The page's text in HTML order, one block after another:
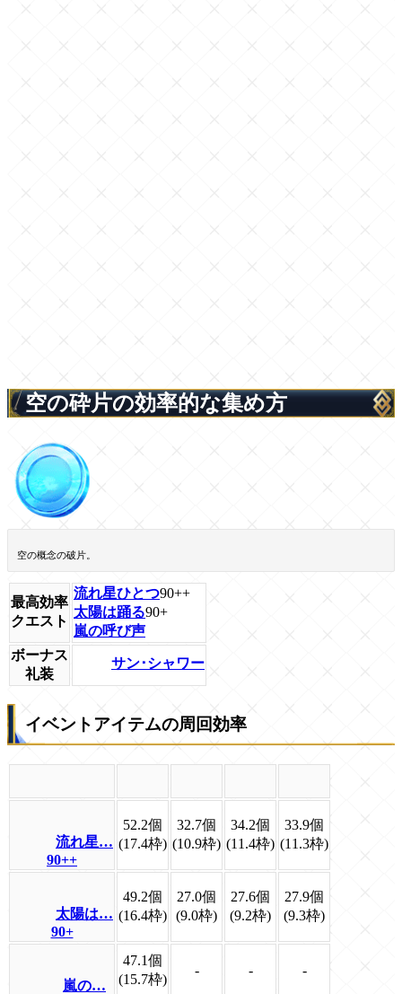
空の砕片の効率的な集め方
空の概念の破片。
最高効率
クエスト
流れ星ひとつ90++
太陽は踊る90+
嵐の呼び声
ボーナス
礼装
サン･シャワー
イベントアイテムの周回効率
流れ星…
90++
52.2個
(17.4枠)
32.7個
(10.9枠)
34.2個
(11.4枠)
33.9個
(11.3枠)
太陽は…
90+
49.2個
(16.4枠)
27.0個
(9.0枠)
27.6個
(9.2枠)
27.9個
(9.3枠)
嵐の…
47.1個
(15.7枠)
- - -